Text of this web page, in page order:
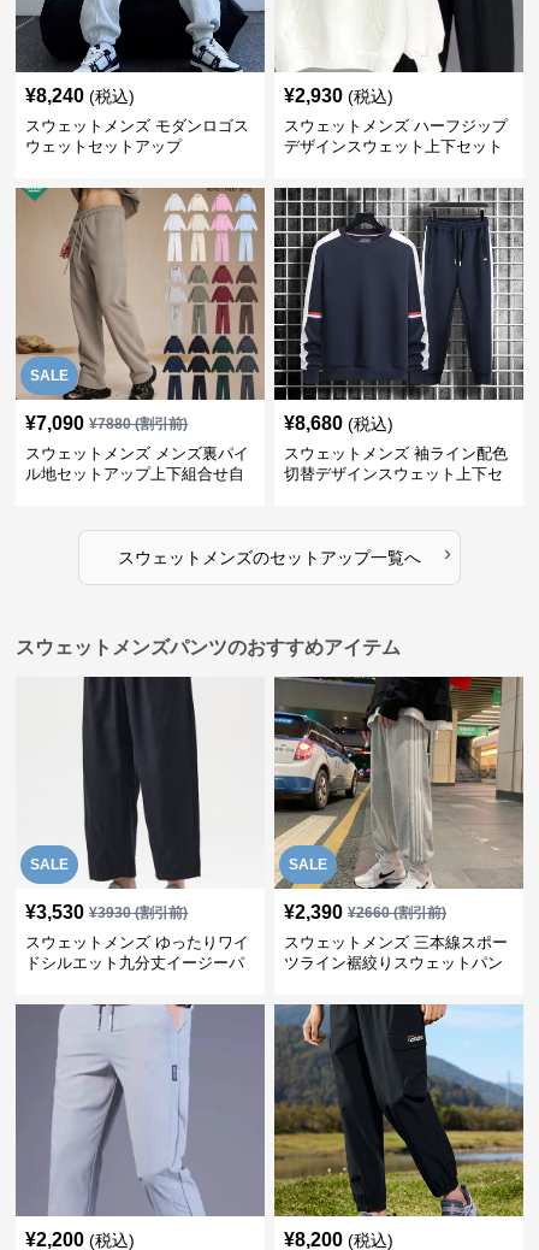
¥8,240 (税込)
スウェットメンズ モダンロゴス
ウェットセットアップ
¥2,930 (税込)
スウェットメンズ ハーフジップ
デザインスウェット上下セット
SALE
¥7,090 ¥7880(割引前)
スウェットメンズ メンズ裏パイ
ル地セットアップ上下組合せ自
¥8,680 (税込)
スウェットメンズ 袖ライン配色
切替デザインスウェット上下セ
スウェットメンズのセットアップ一覧へ ›
スウェットメンズパンツのおすすめアイテム
SALE
¥3,530 ¥3930(割引前)
スウェットメンズ ゆったりワイ
ドシルエット九分丈イージーパ
SALE
¥2,390 ¥2660(割引前)
スウェットメンズ 三本線スポー
ツライン裾絞りスウェットパン
¥2,200 (税込) ¥8,200 (税込)